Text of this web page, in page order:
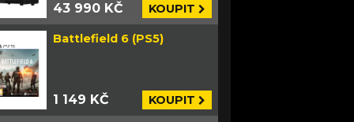
43 990 KČ KOUPIT
Battlefield 6 (PS5)
1 149 KČ KOUPIT